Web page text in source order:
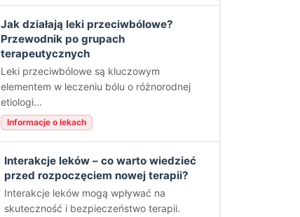
Jak działają leki przeciwbólowe?
Przewodnik po grupach
terapeutycznych
Leki przeciwbólowe są kluczowym
elementem w leczeniu bólu o różnorodnej
etiologi...
Informacje o lekach
Interakcje leków – co warto wiedzieć
przed rozpoczęciem nowej terapii?
Interakcje leków mogą wpływać na
skuteczność i bezpieczeństwo terapii.